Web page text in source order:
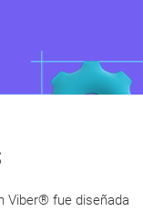
Viber® fue diseñada